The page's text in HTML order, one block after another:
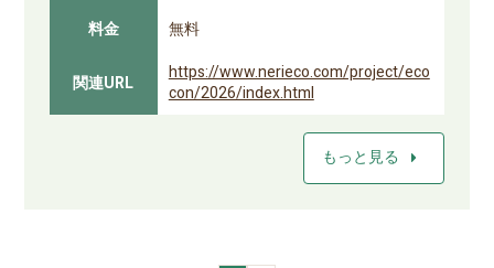
料金
無料
関連URL
https://www.nerieco.com/project/eco
con/2026/index.html
もっと見る arrow_right